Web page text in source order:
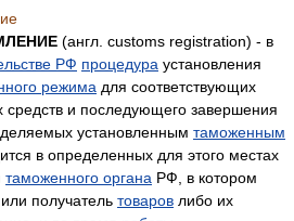
(англ. customs registration) - в
РФ процедура установления
режима для соответствующих
средств и последующего завершения
установленным таможенным
в определенных для этого местах
таможенного органа РФ, в котором
получатель товаров либо их